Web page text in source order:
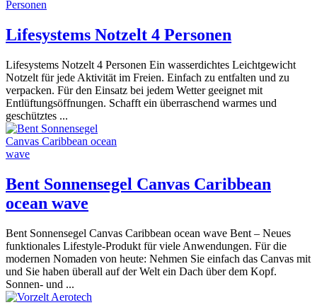
Lifesystems Notzelt 4 Personen
Lifesystems Notzelt 4 Personen Ein wasserdichtes Leichtgewicht
Notzelt für jede Aktivität im Freien. Einfach zu entfalten und zu
verpacken. Für den Einsatz bei jedem Wetter geeignet mit
Entlüftungsöffnungen. Schafft ein überraschend warmes und
geschütztes ...
Bent Sonnensegel Canvas Caribbean
ocean wave
Bent Sonnensegel Canvas Caribbean ocean wave Bent – Neues
funktionales Lifestyle-Produkt für viele Anwendungen. Für die
modernen Nomaden von heute: Nehmen Sie einfach das Canvas mit
und Sie haben überall auf der Welt ein Dach über dem Kopf.
Sonnen- und ...